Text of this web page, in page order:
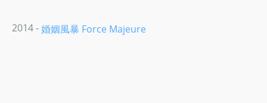
2014 -婚姻風暴 Force Majeure